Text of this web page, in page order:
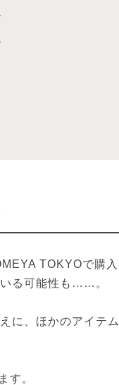
TOKYOで購
る可能性も……。
に、ほかのアイテ
す。